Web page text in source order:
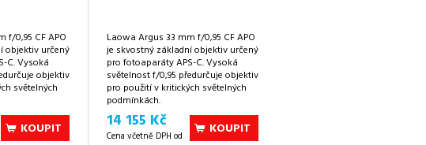
f/0,95 CF APO
objektiv určený
C. Vysoká
objektiv
světelných
KOUPIT
Laowa Argus 33 mm f/0,95 CF APO
je skvostný základní objektiv určený
pro fotoaparáty APS-C. Vysoká
světelnost f/0,95 předurčuje objektiv
pro použití v kritických světelných
podmínkách.
KOUPIT
14 155 Kč
Cena včetně DPH od